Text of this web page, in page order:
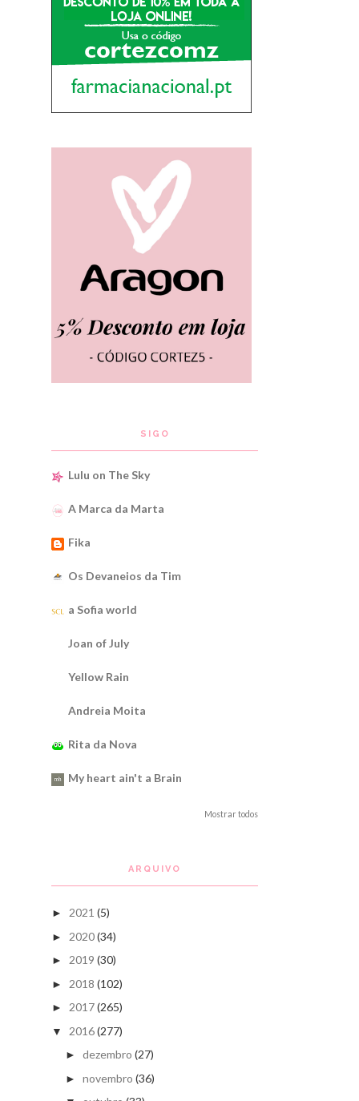
SIGO
Lulu on The Sky
A Marca da Marta
Fika
Os Devaneios da Tim
a Sofia world
Joan of July
Yellow Rain
Andreia Moita
Rita da Nova
My heart ain't a Brain
Mostrar todos
ARQUIVO
► 2021 (5)
► 2020(34)
► 2019 (30)
► 2018 (102)
► 2017(265)
▼ 2016(277)
► dezembro (27)
► novembro (36)